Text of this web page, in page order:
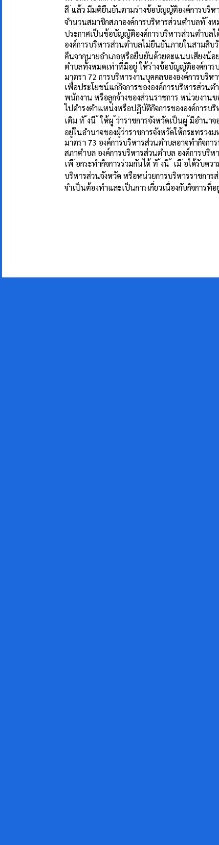
สี ่แล้ว มีมติยืนยันตามร่างข้อบัญญัติองค์การบริห
จำนวนสมาชิกสภาองค์การบริหารส่วนตำบลทั ้ง
ประกาศเป็นข้อบัญญัติองค์การบริหารส่วนตำบล
องค์การบริหารส่วนตำบลไม่ยืนยันภายในสามสิ
คืนจากนายอำเภอหรือยืนยันด้วยคะแนนเสียงน้อ
ตำบลทั้งหมดเท่าที่มีอยู่ ให้ร่างข้อบัญญัติองค์กา
มาตรา 72 การบริหารงานบุคคลขององค์การบริ
เพื่อประโยชน์แก่กิจการขององค์การบริหารส่วน
พนักงาน หรือลูกจ้างของส่วนราชการ หน่วยงาน
ไปดำรงตำแหน่งหรือปฏิบัติกิจการขององค์การบ
เติม ทั ้งนี ้ ให้ผู ้ว่าราชการจังหวัดเป็นผู ้มีอำน
อยู่ในอำนาจของผู้ว่าราชการจังหวัดให้กระทรว
มาตรา 73 องค์การบริหารส่วนตำบลอาจทำกิจก
สภาตำบล องค์การบริหารส่วนตำบล องค์การบริ
เพื ่อกระทำกิจการร่วมกันได้ ทั ้งนี ้ เมื ่อได้รับค
บริหารส่วนจังหวัด หรือหน่วยการบริหารราชกา
จำเป็นต้องทำและเป็นการเกี่ยวเนื่องกับกิจการ